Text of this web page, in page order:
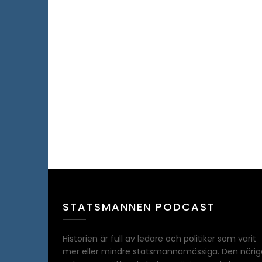
STATSMANNEN PODCAST
Historien är full av ledare och politiker som varit
mer eller mindre statsmannamässiga. Den